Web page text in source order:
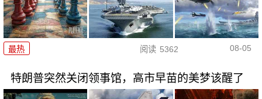
最热 阅读 5362 08-05
特朗普突然关闭领事馆，高市早苗的美梦该醒了